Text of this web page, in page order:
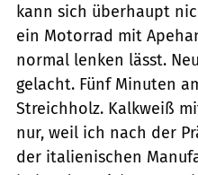
kann sich überhaupt
ein Motorrad mit
normal lenken lässt.
gelacht. Fünf Minuten
Streichholz. Kalkweiß
nur, weil ich nach der
der italienischen